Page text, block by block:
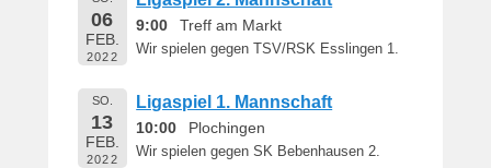
06
FEB.
2022
9:00 Treff am Markt
Wir spielen gegen TSV/RSK Esslingen 1.
SO.
13
FEB.
2022
Ligaspiel 1. Mannschaft
10:00 Plochingen
Wir spielen gegen SK Bebenhausen 2.